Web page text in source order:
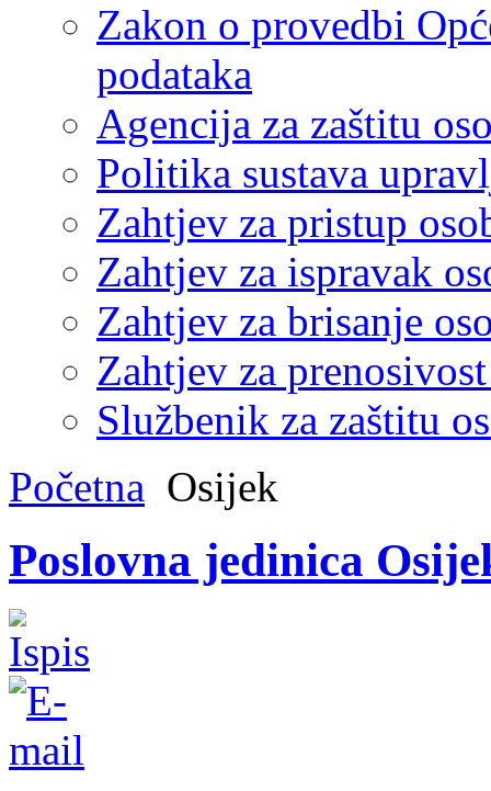
Zakon o provedbi
podataka
Agencija za zaštitu
Politika sustava
Zahtjev za pristup
Zahtjev za ispravak
Zahtjev za brisanje
Zahtjev za
Službenik za zaštitu
Početna Osijek
Poslovna jedinica